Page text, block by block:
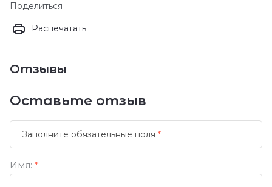
Поделиться
Распечатать
Отзывы
Оставьте отзыв
Заполните обязательные поля *
Имя: *